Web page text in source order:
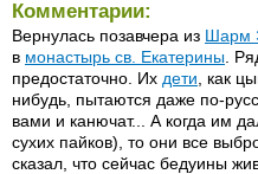
Комментарии:
Вернулась позавчера из Шарм
в монастырь св. Екатерины .
предостаточно. Их дети , как
нибудь, пытаются даже по-
вами и канючат... А когда им
сухих пайков), то они все
сказал, что сейчас бедуины